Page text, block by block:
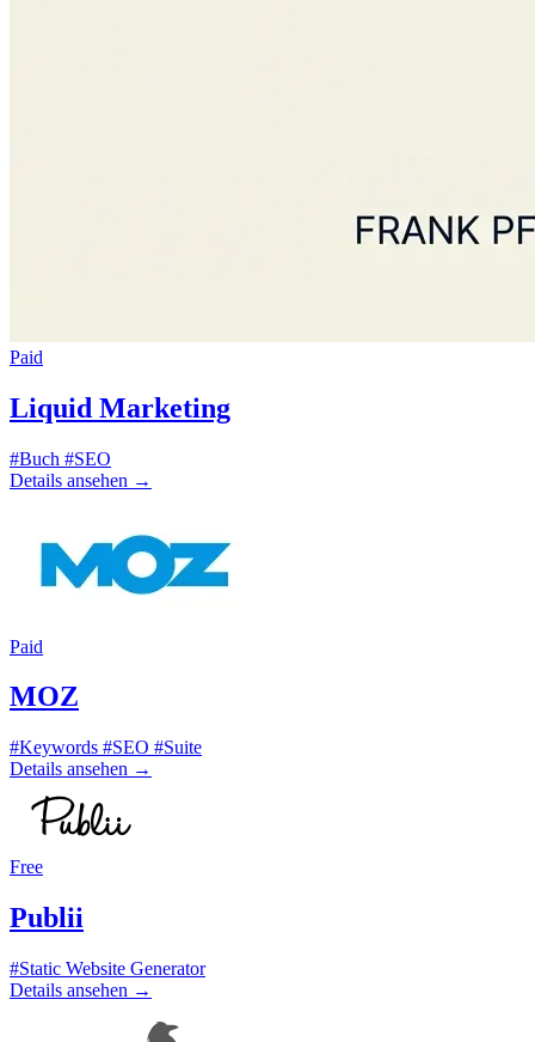
Paid
Liquid Marketing
#Buch #SEO
Details ansehen →
Paid
MOZ
#Keywords #SEO #Suite
Details ansehen →
Free
Publii
#Static Website Generator
Details ansehen →